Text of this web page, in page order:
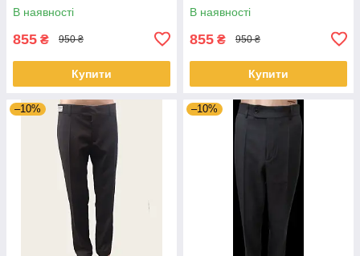
В наявності
855 ₴ 950 ₴
Купити
В наявності
855 ₴ 950 ₴
Купити
–10% –10%